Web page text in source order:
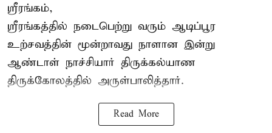
ஸ்ரீரங்கம்,
ஸ்ரீரங்கத்தில் நடைபெற்று வரும் ஆடிப்பூர
உற்சவத்தின் மூன்றாவது நாளான இன்று
ஆண்டாள் நாச்சியார் திருக்கல்யாண
திருக்கோலத்தில் அருள்பாலித்தார்.
Read More